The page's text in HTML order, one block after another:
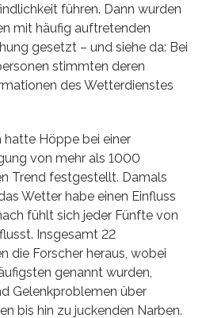
führen. Dann wurden
mit häufig auftretenden
gesetzt – und siehe da: Bei
stimmten deren
des Wetterdienstes
hatte Höppe bei einer
von mehr als 1000
Trend festgestellt. Damals
Wetter habe einen Einfluss
fühlt sich jeder Fünfte von
Insgesamt 22
die Forscher heraus, wobei
genannt wurden,
Gelenkproblemen über
bis hin zu juckenden Narben.